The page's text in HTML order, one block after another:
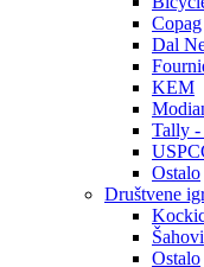
Copag
Dal
KEM
Tally
Ostalo
Društvene
Šahovi
Ostalo